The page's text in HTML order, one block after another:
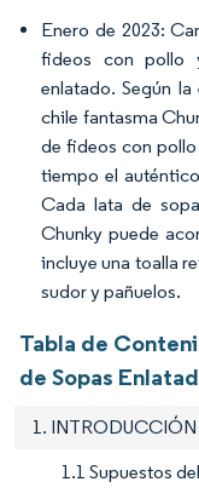
Enero de 2023:
fideos con pollo
enlatado. Según
chile fantasma
de fideos con
tiempo el
Cada lata de
Chunky puede
incluye una toalla
sudor y pañuelos.
Tabla de
de Sopas
1. INTRODUCCIÓN
1.1 Supuestos